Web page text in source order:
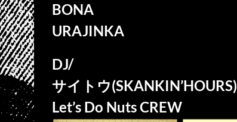
BONA
URAJINKA
DJ/
サイトウ(SKANKIN’HOURS)
Let’s Do Nuts CREW